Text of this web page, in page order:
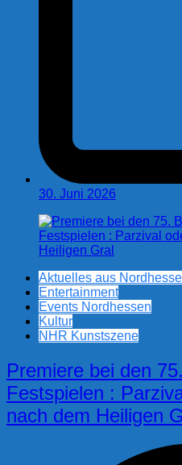
30. Juni 2026
Aktuelles aus
Entertainment
Events Nordhessen
Kultur
NHR Kunstszene
Premiere bei den
Festspielen :
nach dem Heiligen